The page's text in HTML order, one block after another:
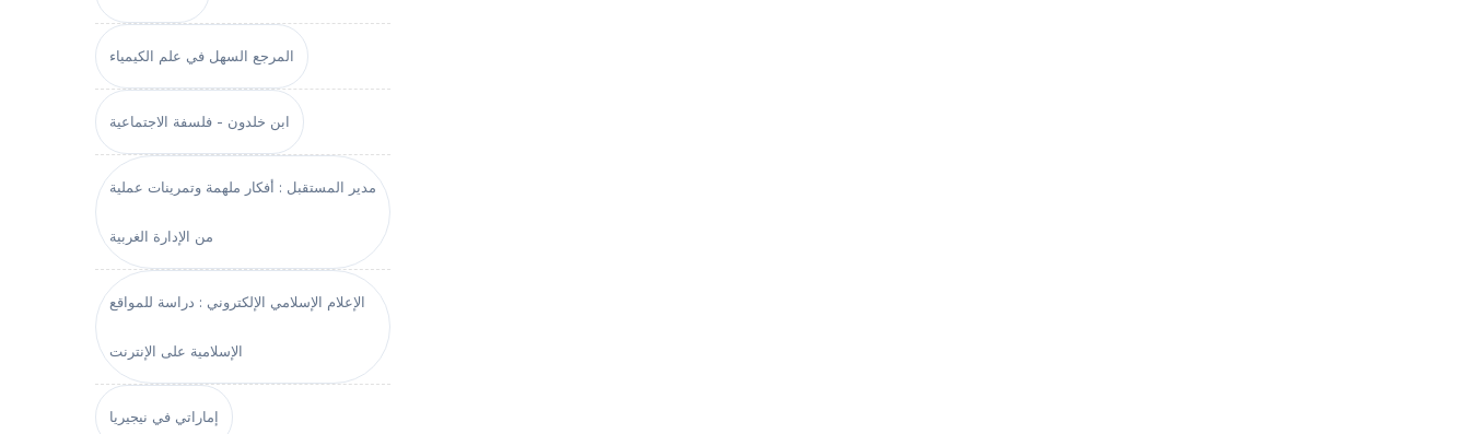
المرجع السهل في علم الكيمياء
ابن خلدون - فلسفة الاجتماعية
مدير المستقبل : أفكار ملهمة وتمرينات عملية
من الإدارة الغربية
الإعلام الإسلامي الإلكتروني : دراسة للمواقع
الإسلامية على الإنترنت
إماراتي في نيجيريا